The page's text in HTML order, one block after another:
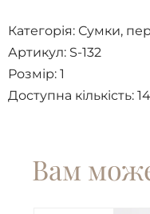
Категорія: Сумки,
Артикул: S-132
Розмір: 1
Доступна кількість: 14
Вам